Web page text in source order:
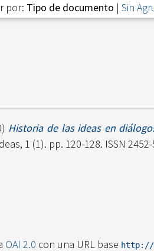
por: Tipo de documento | Sin
Historia de las ideas en
1 (1). pp. 120-128. ISSN
OAI 2.0 con una URL base http://